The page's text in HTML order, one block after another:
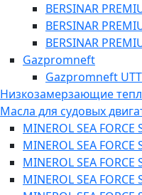
BERSINAR
BERSINAR
BERSINAR
Gazpromneft
Gazpromneft
Низкозамерзающие
Масла для судовых
MINEROL SEA FORCE
MINEROL SEA
MINEROL SEA
MINEROL SEA